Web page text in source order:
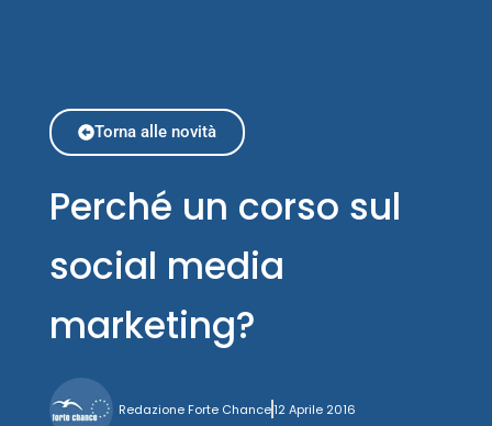
Torna alle novità
Perché un corso sul
social media
marketing?
Redazione Forte Chance12 Aprile 2016